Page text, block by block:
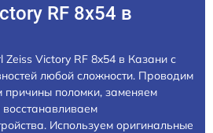
RF 8x54 в
Victory RF 8x54 в Казани с
любой сложности. Проводим
причины поломки, заменяем
Используем оригинальные